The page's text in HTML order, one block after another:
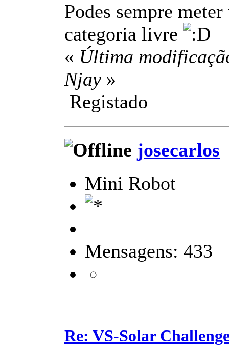
Podes sempre
categoria livre
« Última
Njay »
Registado
josecarlos
Mini Robot
Mensagens: 433
Re: VS-Solar